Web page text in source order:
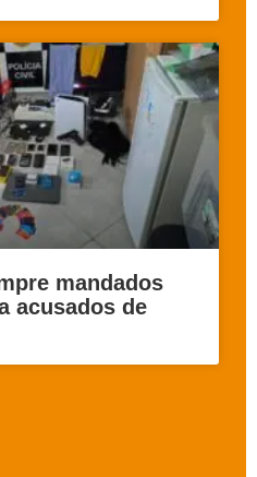
mandados
acusados de